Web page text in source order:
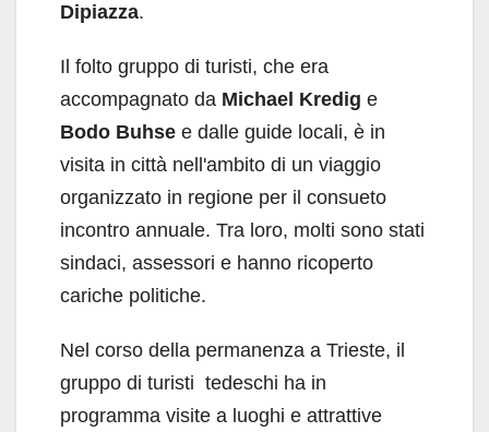
Dipiazza.
Il folto gruppo di turisti, che era
accompagnato da Michael Kredig e
Bodo Buhse e dalle guide locali, è in
visita in città nell'ambito di un viaggio
organizzato in regione per il consueto
incontro annuale. Tra loro, molti sono stati
sindaci, assessori e hanno ricoperto
cariche politiche.
Nel corso della permanenza a Trieste, il
gruppo di turisti tedeschi ha in
programma visite a luoghi e attrattive